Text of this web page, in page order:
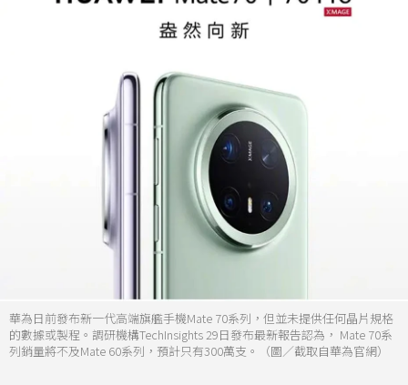
華為日前發布新一代高端旗艦手機Mate 70系列，但並未提供任何晶片規格
的數據或製程。調研機構TechInsights 29日發布最新報告認為， Mate 70系
列銷量將不及Mate 60系列，預計只有300萬支。（圖／截取自華為官網）